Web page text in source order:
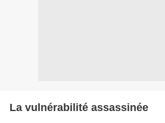
La vulnérabilité assassinée